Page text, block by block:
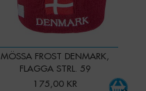
MÖSSA FROST DENMARK,
FLAGGA STRL. 59
175,00 KR